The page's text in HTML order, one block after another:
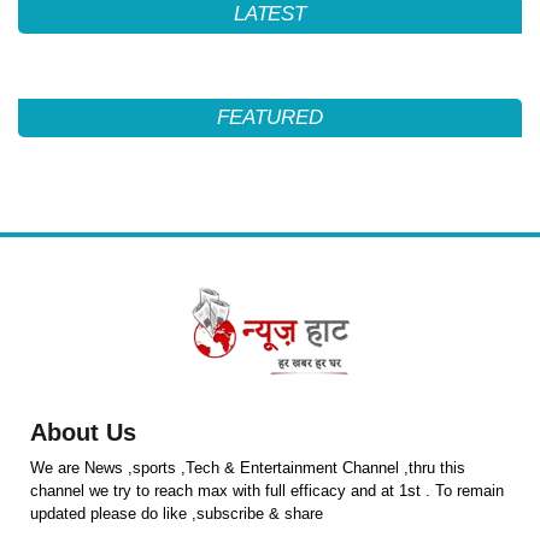
LATEST
FEATURED
About Us
We are News ,sports ,Tech & Entertainment Channel ,thru this
channel we try to reach max with full efficacy and at 1st . To remain
updated please do like ,subscribe & share